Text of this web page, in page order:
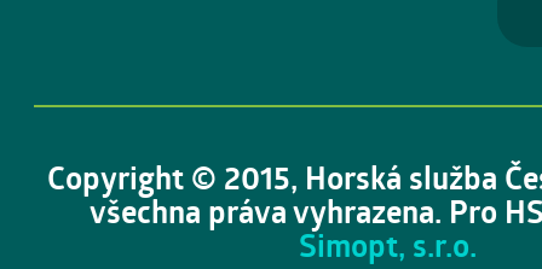
Copyright © 2015, Horská služba
všechna práva vyhrazena. Pro
Simopt, s.r.o.